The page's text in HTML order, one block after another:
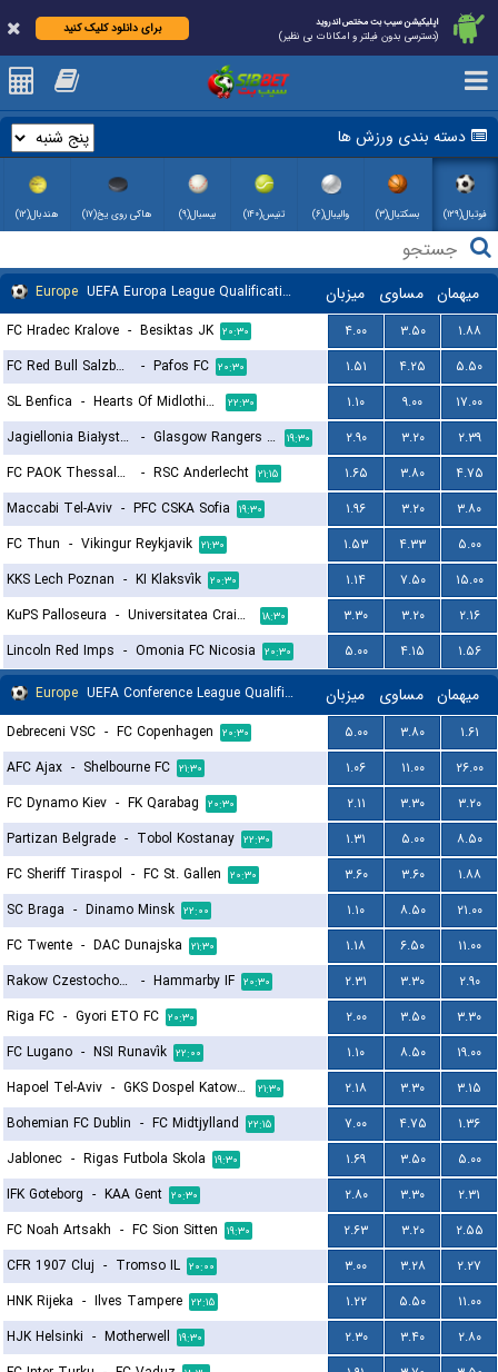
اپلیکیشن سیب بت مختص اندروید
(دسترسی بدون فیلتر و امکانات بی نظیر)
برای دانلود کلیک کنید
دسته بندی ورزش ها
فوتبال(۱۲۹) بسکتبال(۳) والیبال(۶) تنیس(۱۴۰) بیسبال(۹) هاکی روی یخ(۱۷) هندبال(۱۲)
Europe UEFA Europa League Qualification میزبان مساوی میهمان
FC Hradec Kralove - Besiktas JK ۲۰:۳۰ ۴.۰۰ ۳.۵۰
۱.۸۸
FC Red Bull Salzburg
- Pafos FC ۲۰:۳۰ ۱.۵۱ ۴.۲۵
۵.۵۰
SL Benfica - Hearts Of Midlothian FC ۲۲:۳۰ ۱.۱۰ ۹.۰۰
۱۷.۰۰
Jagiellonia Białystok
- Glasgow Rangers FC ۱۹:۳۰ ۲.۹۰ ۳.۲۰
۲.۳۹
FC PAOK Thessaloniki
- RSC Anderlecht ۲۱:۱۵ ۱.۶۵ ۳.۸۰
۴.۷۵
Maccabi Tel-Aviv - PFC CSKA Sofia ۱۹:۳۰ ۱.۹۶ ۳.۲۰
۳.۸۰
FC Thun - Vikingur Reykjavik ۲۱:۳۰ ۱.۵۳ ۴.۳۳
۵.۰۰
KKS Lech Poznan - KI Klaksvík ۲۰:۳۰ ۱.۱۴ ۷.۵۰
۱۵.۰۰
KuPS Palloseura - Universitatea Craiova ۱۸:۳۰ ۳.۳۰ ۳.۲۰
۲.۱۶
Lincoln Red Imps - Omonia FC Nicosia ۲۰:۳۰ ۵.۰۰ ۴.۱۵
۱.۵۶
Europe UEFA Conference League Qualification میزبان مساوی میهمان
Debreceni VSC - FC Copenhagen ۲۰:۳۰ ۵.۰۰ ۳.۸۰
۱.۶۱
AFC Ajax - Shelbourne FC ۲۱:۳۰ ۱.۰۶ ۱۱.۰۰
۲۶.۰۰
FC Dynamo Kiev - FK Qarabag ۲۰:۳۰ ۲.۱۱ ۳.۳۰
۳.۲۰
Partizan Belgrade - Tobol Kostanay ۲۲:۳۰ ۱.۳۱ ۵.۰۰
۸.۵۰
FC Sheriff Tiraspol - FC St. Gallen ۲۰:۳۰ ۳.۶۰ ۳.۶۰
۱.۸۸
SC Braga - Dinamo Minsk ۲۲:۰۰ ۱.۱۰ ۸.۵۰
۲۱.۰۰
FC Twente - DAC Dunajska ۲۱:۳۰ ۱.۱۸ ۶.۵۰
۱۱.۰۰
Rakow Czestochowa
- Hammarby IF ۲۰:۳۰ ۲.۳۱ ۳.۳۰
۲.۹۰
Riga FC - Gyori ETO FC ۲۰:۳۰ ۲.۰۰ ۳.۵۰
۳.۳۰
FC Lugano - NSI Runavík ۲۲:۰۰ ۱.۱۰ ۸.۵۰
۱۹.۰۰
Hapoel Tel-Aviv - GKS Dospel Katowice ۲۱:۳۰ ۲.۱۸ ۳.۳۰
۳.۱۵
Bohemian FC Dublin - FC Midtjylland ۲۲:۱۵ ۷.۰۰ ۴.۷۵
۱.۳۶
Jablonec - Rigas Futbola Skola ۱۹:۳۰ ۱.۶۹ ۳.۵۰
۵.۰۰
IFK Goteborg - KAA Gent ۲۰:۳۰ ۲.۸۰ ۳.۳۰
۲.۳۱
FC Noah Artsakh - FC Sion Sitten ۱۹:۳۰ ۲.۶۳ ۳.۲۰
۲.۵۵
CFR 1907 Cluj - Tromso IL ۲۰:۰۰ ۳.۰۰ ۳.۲۸
۲.۲۷
HNK Rijeka - Ilves Tampere ۲۲:۱۵ ۱.۲۲ ۵.۵۰
۱۱.۰۰
HJK Helsinki - Motherwell ۱۹:۳۰ ۲.۳۰ ۳.۴۰
۲.۸۰